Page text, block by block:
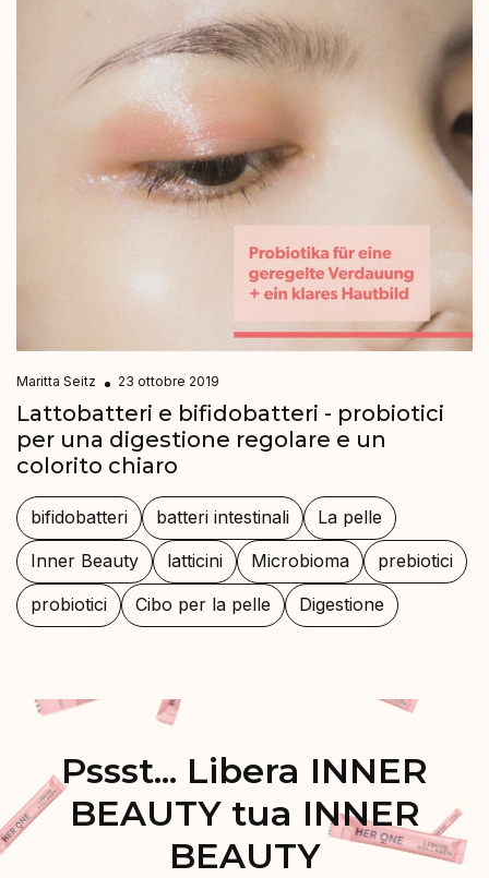
Maritta Seitz 23 ottobre 2019
Lattobatteri e bifidobatteri - probiotici
per una digestione regolare e un
colorito chiaro
bifidobatteri batteri intestinali
La pelle
Inner Beauty
latticini Microbioma
prebiotici
probiotici
Cibo per la pelle Digestione
Pssst... Libera INNER
BEAUTY tua INNER
BEAUTY